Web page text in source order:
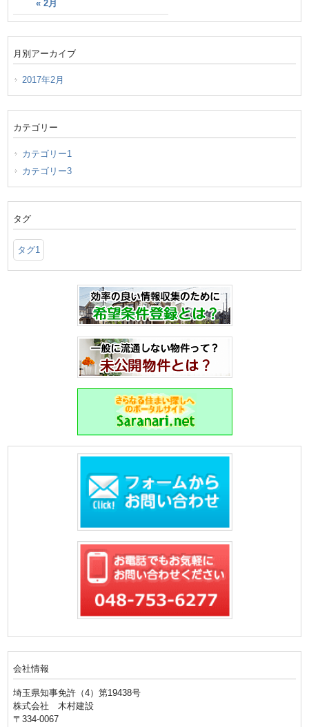
« 2月
月別アーカイブ
2017年2月
カテゴリー
カテゴリー1
カテゴリー3
タグ
タグ1
会社情報
埼玉県知事免許（4）第19438号
株式会社 木村建設
〒334-0067